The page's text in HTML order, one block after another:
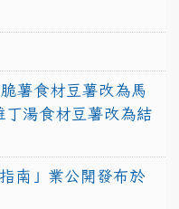
薯食材豆薯改為馬
湯食材豆薯改為結
南」業公開發布於